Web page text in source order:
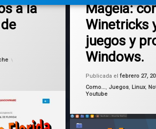
a la
7, 2026
Mageia:
Winetricks
juegos y
Windows.
Publicada elfebrero 27,
Categorías:
Como..., Juegos, Linux,
Youtube
lutris
Mageia
tutorial